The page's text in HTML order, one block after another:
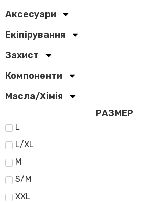
Аксесуари
Екіпірування
Захист
Компоненти
Масла/Хімія
РАЗМЕР
L
L/XL
M
S/M
XXL